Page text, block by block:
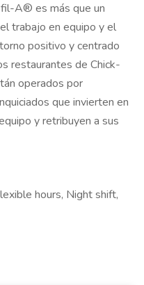
fil-A® es más que un
trabajo en equipo y el
positivo y centrado
restaurantes de Chick-
operados por
que invierten en
y retribuyen a sus
hours, Night shift,